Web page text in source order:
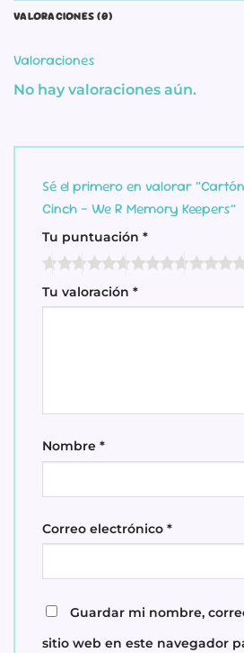
VALORACIONES (0)
Valoraciones
No hay valoraciones aún.
Sé el primero en valorar
Cinch – We R Memory Keepers”
Tu puntuación *
Tu valoración *
Nombre *
Correo electrónico *
Guardar mi nombre,
sitio web en este navegador